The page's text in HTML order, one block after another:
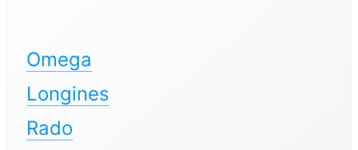
Omega
Longines
Rado